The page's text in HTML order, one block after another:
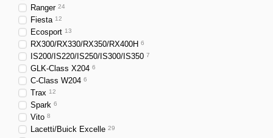
Ranger 24
Fiesta 12
Ecosport 13
RX300/RX330/RX350/RX400H 6
IS200/IS220/IS250/IS300/IS350 7
GLK-Class X204 6
C-Class W204 6
Trax 12
Spark 6
Vito 8
Lacetti/Buick Excelle 29